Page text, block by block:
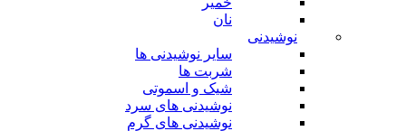
نان
نوشیدنی
سایر نوشیدنی ها
شربت ها
شیک و اسموتی
نوشیدنی های سرد
نوشیدنی های گرم